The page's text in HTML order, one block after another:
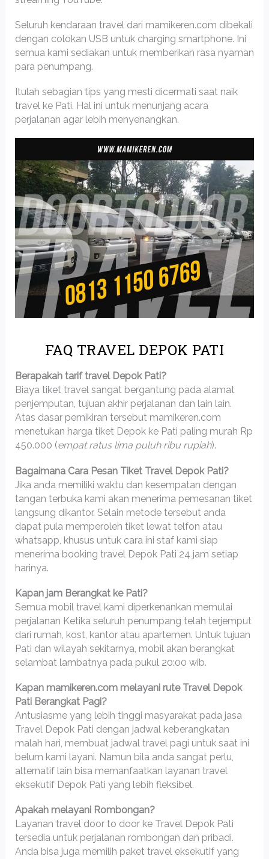
Seluruh kendaraan travel dari mamikeren.com dibekali
dengan colokan USB untuk charging smartphone. Ini
semua kami sediakan untuk memberikan rasa nyaman
para penumpang.
Itulah sebagian tips yang mesti dicermati saat naik
travel ke Pati. Hal ini untuk menunjang acara
perjalanan agar lebih menyenangkan.
FAQ TRAVEL DEPOK PATI
Berapakah tarif travel Depok Pati?
Biaya tiket travel sangat bergantung pada alamat
penjemputan, tujuan akhir perjalanan dan lain lain.
Atas dasar pemikiran tersebut mamikeren.com
menetukan harga tiket Depok ke Pati paling murah Rp
450.000 (empat ratus lima puluh ribu rupiah).
Bagaimana Cara Pesan Tiket Travel Depok Pati?
Jika anda memiliki waktu dan kesempatan dengan
tangan terbuka kami akan menerima pemesanan tiket
langsung dikantor. Selain metode tersebut anda
dapat pula memperoleh tiket lewat telfon atau
whatsapp, khusus untuk cara ini staf kami siap
menerima booking travel Depok Pati 24 jam setiap
harinya.
Kapan jam Berangkat ke Pati?
Semua mobil travel kami diperkenankan memulai
perjalanan Ketika seluruh penumpang telah terjemput
dari rumah, kost, kantor atau apartemen. Untuk tujuan
Pati dan wilayah sekitarnya, mobil akan berangkat
selambat lambatnya pada pukul 20:00 wib.
Kapan mamikeren.com melayani rute Travel Depok
Pati Berangkat Pagi?
Antusiasme yang lebih tinggi masyarakat pada jasa
Travel Depok Pati dengan jadwal keberangkatan
malah hari, membuat jadwal travel pagi untuk saat ini
belum kami layani. Namun bila anda sangat perlu,
alternatif lain bisa memanfaatkan layanan travel
eksekutif Depok Pati yang lebih fleksibel.
Apakah melayani Rombongan?
Layanan travel door to door ke Travel Depok Pati
tersedia untuk perjalanan rombongan dan pribadi.
Anda bisa juga memilih paket travel eksekutif yang